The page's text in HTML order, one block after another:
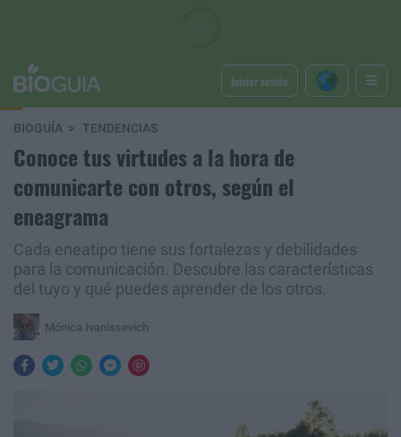
Iniciar sesión
BIOGUÍA TENDENCIAS
Conoce tus virtudes a la hora de
comunicarte con otros, según el
eneagrama
Cada eneatipo tiene sus fortalezas y debilidades
para la comunicación. Descubre las características
del tuyo y qué puedes aprender de los otros.
Mónica Ivanissevich